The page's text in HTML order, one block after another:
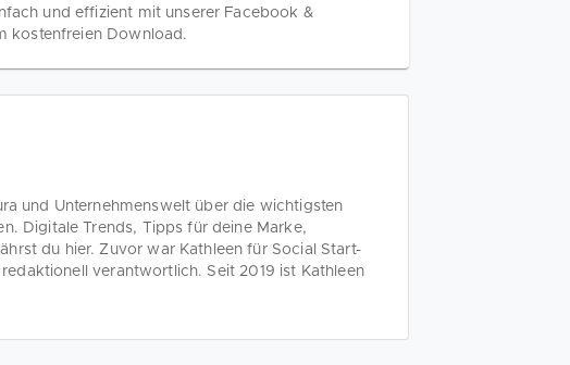
und effizient mit unserer Facebook &
kostenfreien Download.
und Unternehmenswelt über die wichtigsten
Digitale Trends, Tipps für deine Marke,
du hier. Zuvor war Kathleen für Social Start-
verantwortlich. Seit 2019 ist Kathleen